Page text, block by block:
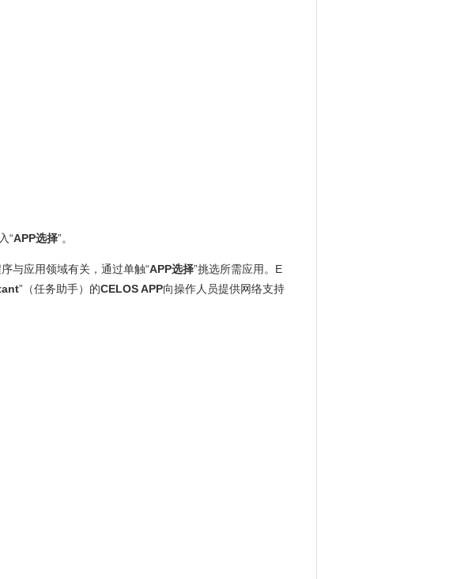
“APP选择”。
与应用领域有关，通过单触“APP选择”挑选所需应用。E
”（任务助手）的CELOS APP向操作人员提供网络支持